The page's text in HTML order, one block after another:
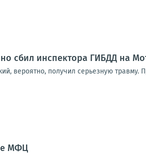
сбил инспектора ГИБДД на
вероятно, получил серьезную травму.
МФЦ